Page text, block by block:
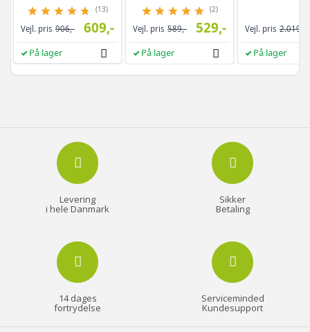
(13)
Vejl. pris 906,- 609,-
På lager
brun/sort
(2)
Vejl. pris 589,- 529,-
På lager
helkropsspejl, 3
hvid/greige
Vejl. pris 2.019,-
På lager
Levering
i hele Danmark
Sikker
Betaling
14 dages
fortrydelse
Serviceminded
Kundesupport